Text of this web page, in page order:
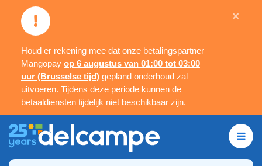
Houd er rekening mee dat onze betalingspartner
Mangopay op 6 augustus van 01:00 tot 03:00
uur (Brusselse tijd) gepland onderhoud zal
uitvoeren. Tijdens deze periode kunnen de
betaaldiensten tijdelijk niet beschikbaar zijn.
×